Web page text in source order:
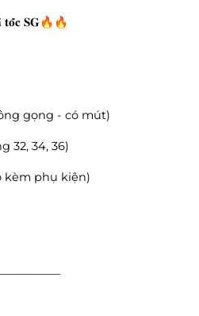
𝐭𝐨̂́𝐜 𝐒𝐆🔥🔥
gọng - có mút)
32, 34, 36)
kèm phụ kiện)